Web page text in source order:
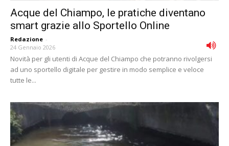
Acque del Chiampo, le pratiche diventano
smart grazie allo Sportello Online
Redazione -
24 Gennaio 2026
Novità per gli utenti di Acque del Chiampo che potranno rivolgersi
ad uno sportello digitale per gestire in modo semplice e veloce
tutte le...